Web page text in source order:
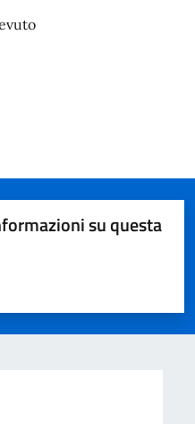
su questa
5